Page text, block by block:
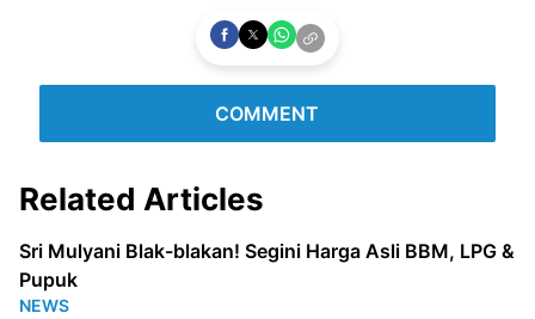
COMMENT
Related Articles
Sri Mulyani Blak-blakan! Segini Harga Asli BBM, LPG &
Pupuk
NEWS